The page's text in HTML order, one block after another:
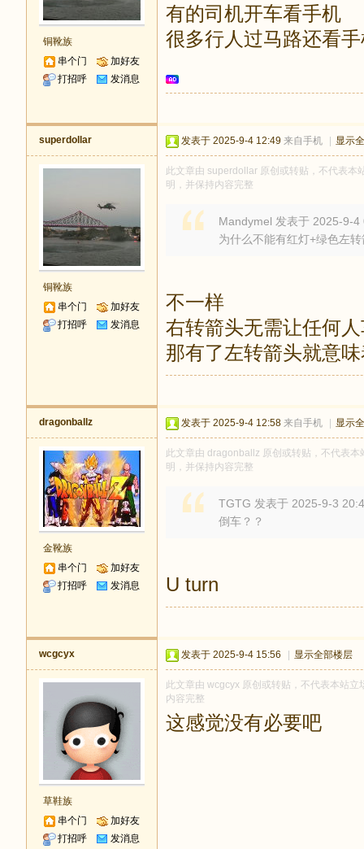
铜靴族
串个门
加好友
打招呼
发消息
有的司机开车看手机
很多行人过马路还看
superdollar
铜靴族
串个门
加好友
打招呼
发消息
发表于 2025-9-4 12:49 来自手机 显示
此文章由 superdollar 原创或转贴，不代表本
明，并保持内容完整
Mandymel 发表于 2025-9-4
为什么不能有红灯+绿色左
不一样
右转箭头无需让任何
那有了左转箭头就意
dragonballz
金靴族
串个门
加好友
打招呼
发消息
发表于 2025-9-4 12:58 来自手机 显示
此文章由 dragonballz 原创或转贴，不代表
明，并保持内容完整
TGTG 发表于 2025-9-3
倒车？？
U turn
wcgcyx
草鞋族
串个门
加好友
打招呼
发消息
发表于 2025-9-4 15:56 显示全部楼层
此文章由 wcgcyx 原创或转贴，不代表本站
内容完整
这感觉没有必要吧